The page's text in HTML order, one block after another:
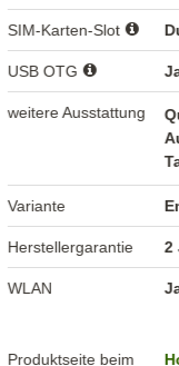
SIM-Karten-Slot
USB OTG
weitere Ausstattung
Variante
Herstellergarantie 2
WLAN
Produktseite beim